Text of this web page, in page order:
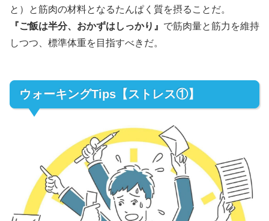
と）と筋肉の材料となるたんぱく質を摂ることだ。
『ご飯は半分、おかずはしっかり』 で筋肉量と筋力を維持
しつつ、標準体重を目指すべきだ。
ウォーキングTips【ストレス①】